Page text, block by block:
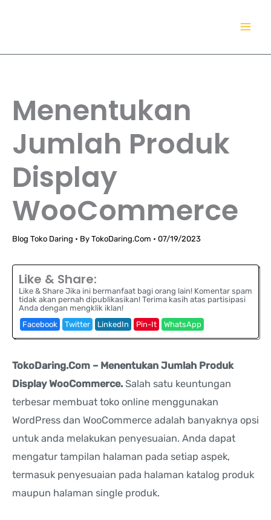
Menentukan
Jumlah Produk
Display
WooCommerce
Blog Toko Daring • By TokoDaring.Com • 07/19/2023
Like & Share:
Like & Share Jika ini bermanfaat bagi orang lain! Komentar spam
tidak akan pernah dipublikasikan! Terima kasih atas partisipasi
Anda dengan mengklik iklan!
Facebook
Twitter LinkedIn Pin-It WhatsApp
TokoDaring.Com – Menentukan Jumlah Produk
Display WooCommerce. Salah satu keuntungan
terbesar membuat toko online menggunakan
WordPress dan WooCommerce adalah banyaknya opsi
untuk anda melakukan penyesuaian. Anda dapat
mengatur tampilan halaman pada setiap aspek,
termasuk penyesuaian pada halaman katalog produk
maupun halaman single produk.